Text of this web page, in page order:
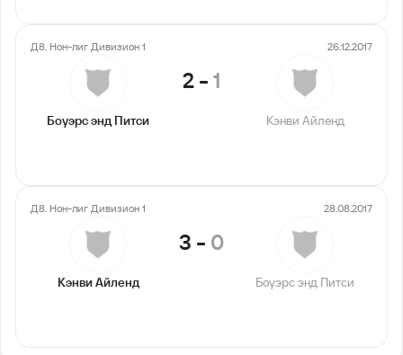
Д8. Нон-лиг Дивизион 1 26.12.2017
Боуэрс энд Питси
2-1
Кэнви Айленд
Д8. Нон-лиг Дивизион 1 28.08.2017
Кэнви Айленд
3 - 0
Боуэрс энд Питси